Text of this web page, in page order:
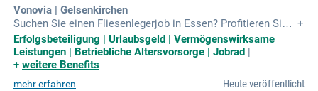
Vonovia | Gelsenkirchen
Suchen Sie einen Fliesenlegerjob in Essen? Profitieren Sie v
on einer attraktiven Willkommensprämie von 7.500 € und ei
nem fixen Gehalt mit vielfältigen Zuschlägen. Genießen Sie
30 Tage Urlaub, frei an Weihnachten und Silvester sowie ein
ser Angebot umfasst eine arbeitgeberfinanzierte Altersvors
+
Erfolgsbeteiligung | Urlaubsgeld | Vermögenswirksame
Leistungen | Betriebliche Altersvorsorge | Jobrad
+ weitere Benefits
mehr erfahren Heute veröffentlicht